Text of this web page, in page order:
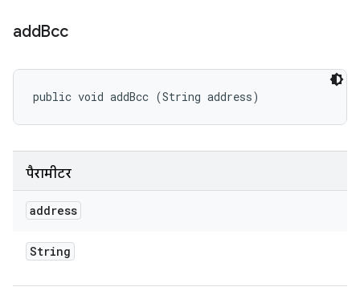
addBcc
public void addBcc (String address)
पैरामीटर
address
String